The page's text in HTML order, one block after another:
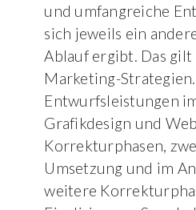
und umfangreiche
sich jeweils ein
Ablauf ergibt. Das
Marketing-
Entwurfsleistungen
Grafikdesign und
Korrekturphasen,
Umsetzung und im
weitere